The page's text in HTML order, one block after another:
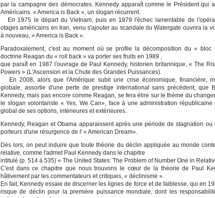
par la campagne des démocrates. Kennedy apparaît comme le Président qui
Américains. « America is Back », un slogan récurrent.
En 1975 le départ du Vietnam, puis en 1979 l'échec lamentable de
otages américains en Iran, venu s'ajouter au scandale du Watergate ouvrira la
à nouveau, « America is Back ».
Paradoxalement, c'est au moment où se profile la décomposition du «
doctrine Reagan du « roll back » va porter ses fruits en 1989 ,
que paraît en 1987 l'ouvrage de Paul Kennedy, historien britannique, « The
Powers » (L'Ascension et la Chute des Grandes Puissances).
En 2008, alors que l'Amérique subit une crise économique, financière,
globale, assortie d'une perte de prestige international sans précédent, que
Kennedy, mais pas encore comme Reagan, se fera élire sur le thème du
le slogan volontariste « Yes, We Can», face à une administration républicaine
global de ses options, intérieures et extérieures.
Kennedy, Reagan et Obama apparaissent après une période de stagnation ou
porteurs d'une résurgence de l' « American Dream».
Dès lors, on peut induire que toute théorie du déclin appliquée au monde
relative, comme l'admet Paul Kennedy dans le chapitre
intitulé (p. 514 à 535) « The United States: The Problem of Number One in
C'est dans ce chapitre que nous trouvons le cœur de la théorie de Paul
hâtivement par les commentateurs et critiques, « déclinisme ».
En fait, Kennedy essaie de discerner les lignes de force et de faiblesse, qui en
risque de déclin pour la première puissance mondiale, dont les